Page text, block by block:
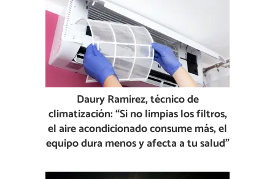
Daury Ramirez, técnico de
climatización: “Si no limpias los filtros,
el aire acondicionado consume más, el
equipo dura menos y afecta a tu salud”